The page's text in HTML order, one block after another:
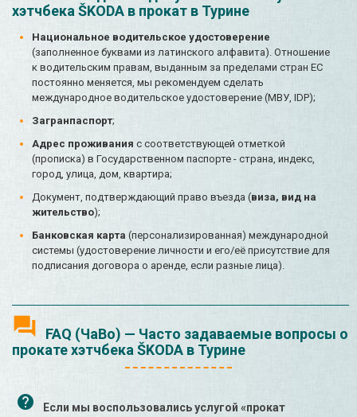
хэтчбека ŠKODA в прокат в Турине
Национальное водительское удостоверение
(заполненное буквами из латинского алфавита). Отношение
к водительским правам, выданным за пределами стран ЕС
постоянно меняется, мы рекомендуем сделать
международное водительское удостоверение (МВУ, IDP);
Загранпаспорт;
Адрес проживания с соответствующей отметкой
(прописка) в Государственном паспорте - страна, индекс,
город, улица, дом, квартира;
Документ, подтверждающий право въезда (виза, вид на
жительство);
Банковская карта (персонализированная) международной
системы (удостоверение личности и его/её присутствие для
подписания договора о аренде, если разные лица).
FAQ (ЧаВо) — Часто задаваемые вопросы о
прокате хэтчбека ŠKODA в Турине
Если мы воспользовались услугой «прокат